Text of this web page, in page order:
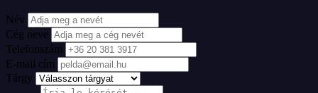
Név
Cég neve
Telefonszám
E-mail cím
Tárgy